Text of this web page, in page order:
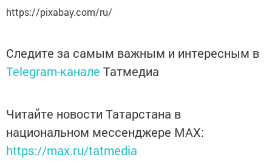
https://pixabay.com/ru/
Следите за самым важным и интересным в
Telegram-канале Татмедиа
Читайте новости Татарстана в
национальном мессенджере MАХ:
https://max.ru/tatmedia